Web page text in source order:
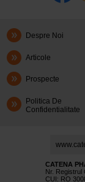
Despre Noi
Articole
Prospecte
Politica De
Confidentialitate
CATENA
Nr. Registrul
CUI: RO